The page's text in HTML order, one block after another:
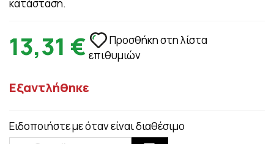
κατάσταση.
13,31 €
Προσθήκη στη λίστα
επιθυμιών
Εξαντλήθηκε
Ειδοποιήστε με όταν είναι διαθέσιμο